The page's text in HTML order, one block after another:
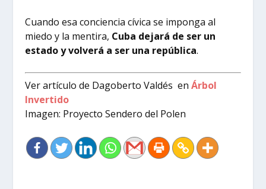
Cuando esa conciencia cívica se imponga al
miedo y la mentira, Cuba dejará de ser un
estado y volverá a ser una república.
Ver artículo de Dagoberto Valdés enÁrbol
Invertido
Imagen: Proyecto Sendero del Polen